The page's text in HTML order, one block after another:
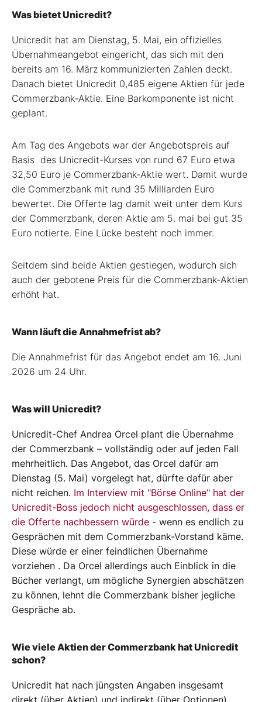
Was bietet Unicredit?
Unicredit hat am Dienstag, 5. Mai, ein offizielles
Übernahmeangebot eingericht, das sich mit den
bereits am 16. März kommunizierten Zahlen deckt.
Danach bietet Unicredit 0,485 eigene Aktien für jede
Commerzbank-Aktie. Eine Barkomponente ist nicht
geplant.
Am Tag des Angebots war der Angebotspreis auf
Basis des Unicredit-Kurses von rund 67 Euro etwa
32,50 Euro je Commerzbank-Aktie wert. Damit wurde
die Commerzbank mit rund 35 Milliarden Euro
bewertet. Die Offerte lag damit weit unter dem Kurs
der Commerzbank, deren Aktie am 5. mai bei gut 35
Euro notierte. Eine Lücke besteht noch immer.
Seitdem sind beide Aktien gestiegen, wodurch sich
auch der gebotene Preis für die Commerzbank-Aktien
erhöht hat.
Wann läuft die Annahmefrist ab?
Die Annahmefrist für das Angebot endet am 16. Juni
2026 um 24 Uhr.
Was will Unicredit?
Unicredit-Chef Andrea Orcel plant die Übernahme
der Commerzbank – vollständig oder auf jeden Fall
mehrheitlich. Das Angebot, das Orcel dafür am
Dienstag (5. Mai) vorgelegt hat, dürfte dafür aber
nicht reichen. Im Interview mit "Börse Online" hat der
Unicredit-Boss jedoch nicht ausgeschlossen, dass er
die Offerte nachbessern würde - wenn es endlich zu
Gesprächen mit dem Commerzbank-Vorstand käme.
Diese würde er einer feindlichen Übernahme
vorziehen . Da Orcel allerdings auch Einblick in die
Bücher verlangt, um mögliche Synergien abschätzen
zu können, lehnt die Commerzbank bisher jegliche
Gespräche ab.
Wie viele Aktien der Commerzbank hat Unicredit
schon?
Unicredit hat nach jüngsten Angaben insgesamt
direkt (über Aktien) und indirekt (über Optionen)